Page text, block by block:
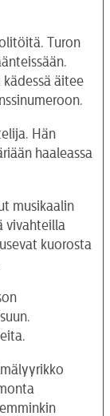
Turon
kädessä äitee
Hän
haaleassa
musikaalin
vivahteilla
kuorosta